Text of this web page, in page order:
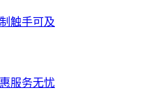
触手可及
服务无忧